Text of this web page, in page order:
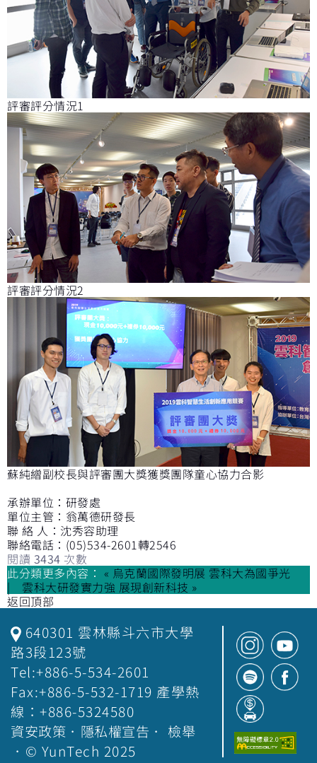
評審評分情況1
評審評分情況2
蘇純繒副校長與評審團大獎獲獎團隊童心協力合影
承辦單位：研發處
單位主管：翁萬德研發長
聯 絡 人：沈秀容助理
聯絡電話：(05)534-2601轉2546
閱讀 3434 次數
此分類更多內容： « 烏克蘭國際發明展 雲科大為國爭光
雲科大研發實力強 展現創新科技 »
返回頂部
640301 雲林縣斗六市大學
路3段123號
Tel:+886-5-534-2601
Fax:+886-5-532-1719 產學熱
線：+886-5324580
資安政策 ． 隱私權宣告 ． 檢舉
．© YunTech 2025